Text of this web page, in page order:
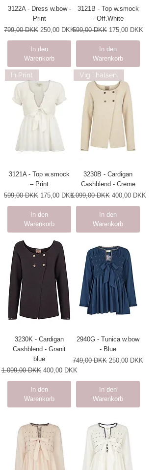
3122A - Dress w.bow -
Print
Standardpreis
799,00 DKK Sale-Preis
250,00 DKK
In den
Warenkorb
3121B - Top w.smock
- Off.White
Standardpreis
599,00 DKK Sale-Preis
175,00 DKK
In den
Warenkorb
In Print
3121A - Top w.smock
– Print
Standardpreis
599,00 DKK Sale-Preis
175,00 DKK
In den
Warenkorb
Vig i halsen.
3230B - Cardigan
Cashblend - Creme
Standardpreis
1.099,00 DKK Sale-Preis
400,00 DKK
In den
Warenkorb
3230K - Cardigan
Cashblend - Granit
blue
Standardpreis
1.099,00 DKK Sale-Preis
400,00 DKK
In den
Warenkorb
2940G - Tunica w.bow
- Blue
Standardpreis
749,00 DKK Sale-Preis
250,00 DKK
In den
Warenkorb